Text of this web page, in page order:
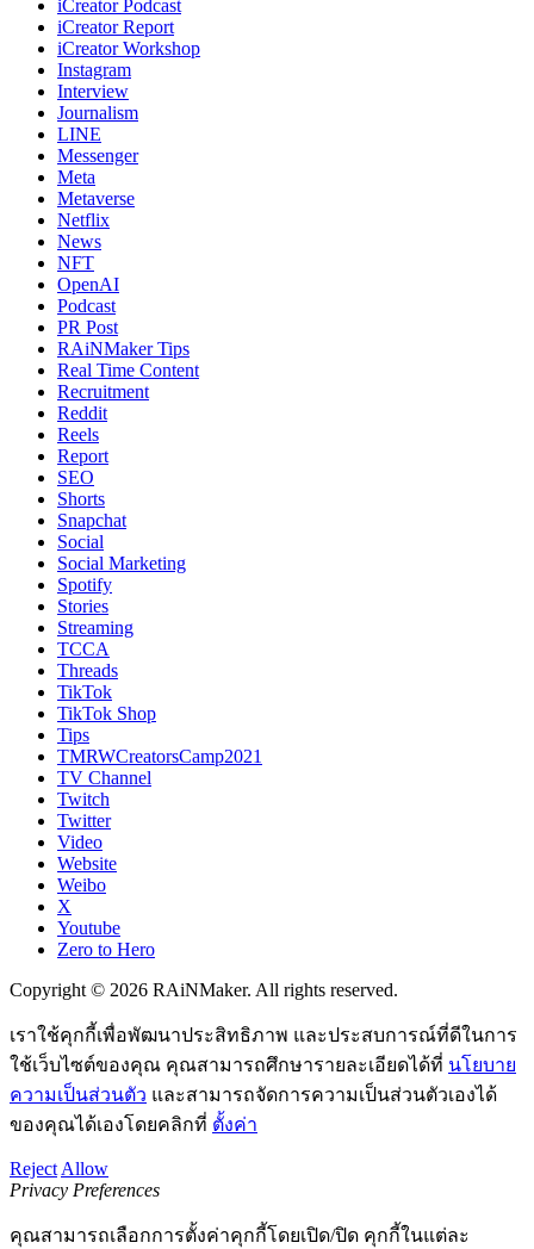
iCreator Podcast
iCreator Report
iCreator Workshop
Instagram
Interview
Journalism
LINE
Messenger
Meta
Metaverse
Netflix
News
NFT
OpenAI
Podcast
PR Post
RAiNMaker Tips
Real Time Content
Recruitment
Reddit
Reels
Report
SEO
Shorts
Snapchat
Social
Social Marketing
Spotify
Stories
Streaming
TCCA
Threads
TikTok
TikTok Shop
Tips
TMRWCreatorsCamp2021
TV Channel
Twitch
Twitter
Video
Website
Weibo
X
Youtube
Zero to Hero
Copyright © 2026 RAiNMaker. All rights reserved.
เราใช้คุกกี้เพื่อพัฒนาประสิทธิภาพ และประสบการณ์ที่ดีในการ
ใช้เว็บไซต์ของคุณ คุณสามารถศึกษารายละเอียดได้ที่ นโยบาย
ความเป็นส่วนตัว และสามารถจัดการความเป็นส่วนตัวเองได้
ของคุณได้เองโดยคลิกที่ ตั้งค่า
Reject Allow
Privacy Preferences
คุณสามารถเลือกการตั้งค่าคุกกี้โดยเปิด/ปิด คุกกี้ในแต่ละ